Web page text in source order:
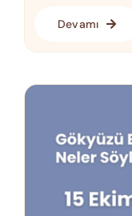
Devamı